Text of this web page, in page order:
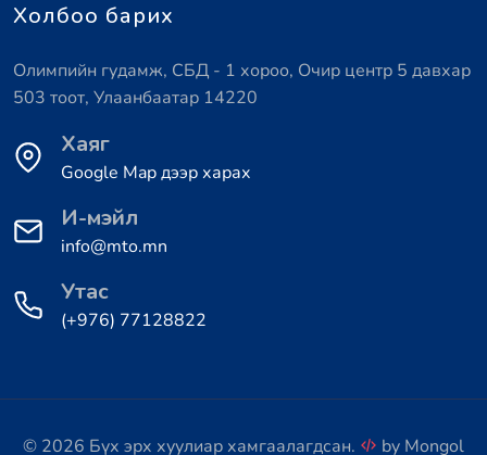
Холбоо барих
Олимпийн гудамж, СБД - 1 хороо, Очир центр 5 давхар
503 тоот, Улаанбаатар 14220
Хаяг
Google Map дээр харах
И-мэйл
info@mto.mn
Утас
(+976) 77128822
© 2026 Бүх эрх хуулиар хамгаалагдсан. by Mongol